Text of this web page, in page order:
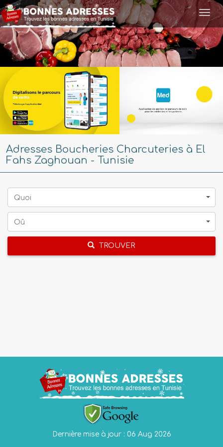
Adresses Boucheries Charcuteries à El
Fahs Zaghouan - Tunisie
Quoi
Oû
TROUVER
Dernière mise à jour : 06 Aug 2026